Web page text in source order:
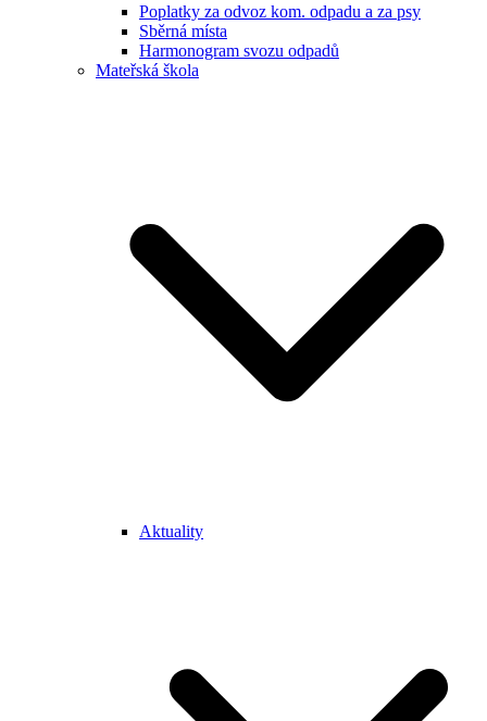
Poplatky za odvoz kom. odpadu a za psy
Sběrná místa
Harmonogram svozu odpadů
Mateřská škola
Aktuality